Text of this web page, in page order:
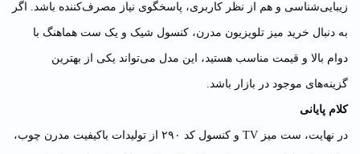
زیبایی‌شناسی و هم از نظر کاربری، پاسخگوی نیاز مصرف‌کننده باشد. اگر
به دنبال خرید میز تلویزیون مدرن، کنسول شیک و یک ست هماهنگ با
دوام بالا و قیمت مناسب هستید، این مدل می‌تواند یکی از بهترین
گزینه‌های موجود در بازار باشد.
کلام پایانی
در نهایت، ست میز TV و کنسول کد ۲۹۰ از تولیدات باکیفیت مدرن چوب،